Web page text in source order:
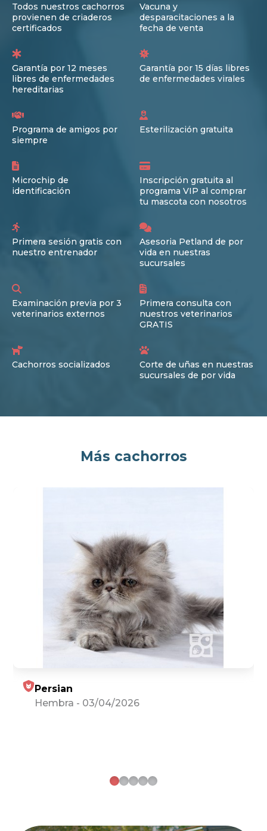
Todos nuestros cachorros
provienen de criaderos
certificados
Vacuna y
desparacitaciones a la
fecha de venta
Garantía por 12 meses
libres de enfermedades
hereditarias
Garantía por 15 días libres
de enfermedades virales
Programa de amigos por
siempre
Esterilización gratuita
Microchip de
identificación
Inscripción gratuita al
programa VIP al comprar
tu mascota con nosotros
Primera sesión gratis con
nuestro entrenador
Asesoria Petland de por
vida en nuestras
sucursales
Examinación previa por 3
veterinarios externos
Primera consulta con
nuestros veterinarios
GRATIS
Cachorros socializados
Corte de uñas en nuestras
sucursales de por vida
Más cachorros
Persian
Hembra - 03/04/2026